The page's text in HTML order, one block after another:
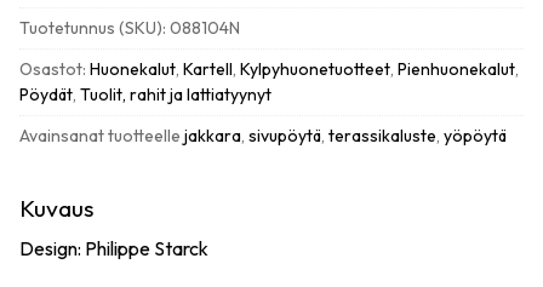
jakkara,
fennel
green
Tuotetunnus (SKU): 088104N
Osastot: Huonekalut, Kartell, Kylpyhuonetuotteet, Pienhuonekalut,
Pöydät, Tuolit, rahit ja lattiatyynyt
Avainsanat tuotteelle jakkara, sivupöytä, terassikaluste, yöpöytä
Kuvaus
Design: Philippe Starck